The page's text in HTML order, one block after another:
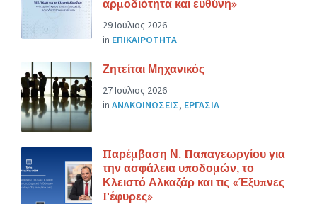
αρμοδιότητα και ευθύνη»
29 Ιούλιος 2026
in ΕΠΙΚΑΙΡΟΤΗΤΑ
Ζητείται Μηχανικός
27 Ιούλιος 2026
in ΑΝΑΚΟΙΝΩΣΕΙΣ, ΕΡΓΑΣΙΑ
Παρέμβαση Ν. Παπαγεωργίου για
την ασφάλεια υποδομών, το
Κλειστό Αλκαζάρ και τις «Έξυπνες
Γέφυρες»